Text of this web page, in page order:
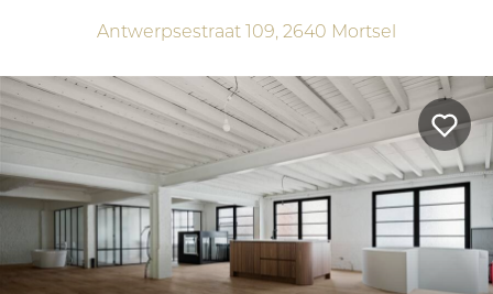
Antwerpsestraat 109, 2640 Mortsel